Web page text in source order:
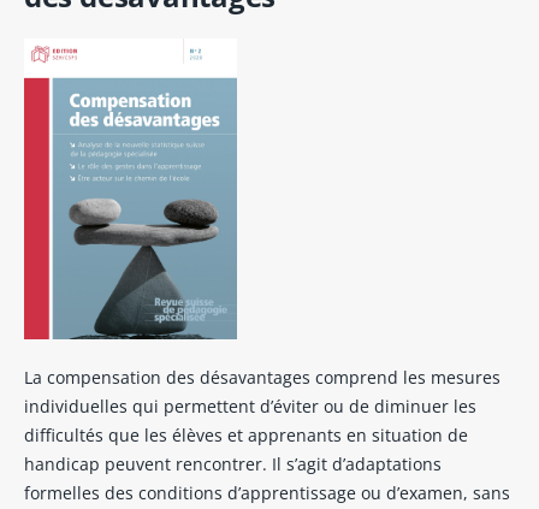
La compensation des désavantages comprend les mesures
individuelles qui permettent d’éviter ou de diminuer les
difficultés que les élèves et apprenants en situation de
handicap peuvent rencontrer. Il s’agit d’adaptations
formelles des conditions d’apprentissage ou d’examen, sans